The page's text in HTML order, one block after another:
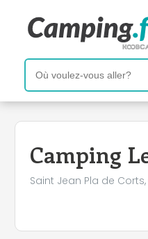
Camping
Saint Jean Pla de
+
−